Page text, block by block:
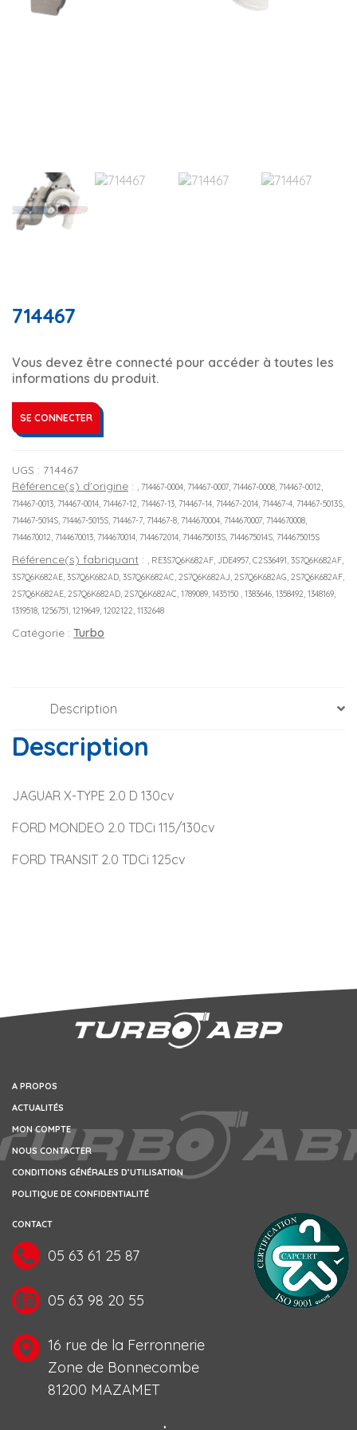
714467
Vous devez être connecté pour accéder à toutes les
informations du produit.
SE CONNECTER
UGS : 714467
Référence(s) d'origine : , 714467-0004, 714467-0007, 714467-0008, 714467-0012,
714467-0013, 714467-0014, 714467-12, 714467-13, 714467-14, 714467-2014, 714467-4, 714467-5013S,
714467-5014S, 714467-5015S, 714467-7, 714467-8, 7144670004, 7144670007, 7144670008,
7144670012, 7144670013, 7144670014, 7144672014, 7144675013S, 7144675014S, 7144675015S
Référence(s) fabriquant : , RE3S7Q6K682AF, JDE4957, C2S36491, 3S7Q6K682AF,
3S7Q6K682AE, 3S7Q6K682AD, 3S7Q6K682AC, 2S7Q6K682AJ, 2S7Q6K682AG, 2S7Q6K682AF,
2S7Q6K682AE, 2S7Q6K682AD, 2S7Q6K682AC, 1789089, 1435150 , 1383646, 1358492, 1348169,
1319518, 1256751, 1219649, 1202122, 1132648
Catégorie : Turbo
Description
Description
JAGUAR X-TYPE 2.0 D 130cv
FORD MONDEO 2.0 TDCi 115/130cv
FORD TRANSIT 2.0 TDCi 125cv
A PROPOS
ACTUALITÉS
MON COMPTE
NOUS CONTACTER
CONDITIONS GÉNÉRALES D’UTILISATION
POLITIQUE DE CONFIDENTIALITÉ
CONTACT
05 63 61 25 87
05 63 98 20 55
16 rue de la Ferronnerie
Zone de Bonnecombe
81200 MAZAMET